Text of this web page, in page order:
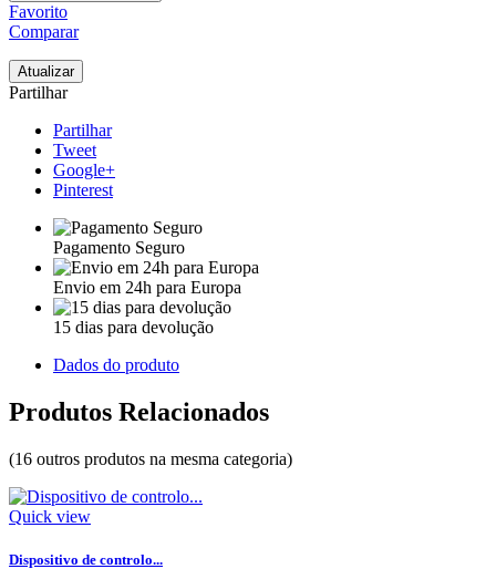
Favorito
Comparar
Partilhar
Partilhar
Tweet
Google+
Pinterest
Pagamento Seguro
Envio em 24h para Europa
15 dias para devolução
Dados do produto
Produtos Relacionados
(16 outros produtos na mesma categoria)
Quick view
Dispositivo de controlo...